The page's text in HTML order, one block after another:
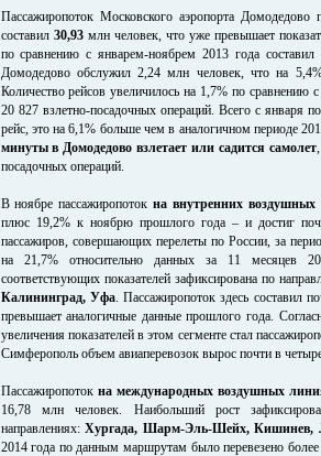
Пассажиропоток Московского аэропорта
составил 30,93млн человек, что уже превышает
по сравнению с январем-ноябрем 2013 года
Домодедово обслужил 2,24 млн человек, что на
Количество рейсов увеличилось на 1,7% по сравнению
20 827 взлетно-посадочных операций. Всего с января
рейс, это на 6,1% больше чем в аналогичном периоде
минуты в Домодедово взлетает или садится самолет
посадочных операций.
В ноябре пассажиропотокна внутренних воздушных
плюс 19,2% к ноябрю прошлого года – и достиг
пассажиров, совершающих перелеты по России, за
на 21,7% относительно данных за 11 месяцев
соответствующих показателей зафиксирована по
Калининград, Уфа. Пассажиропоток здесь составил
превышает аналогичные данные прошлого года.
увеличения показателей в этом сегменте стал
Симферополь объем авиаперевозок вырос почти в
Пассажиропоток на международных воздушных
16,78 млн человек. Наибольший рост
направлениях:Хургада, Шарм-Эль-Шейх, Кишинев,
2014 года по данным маршрутам было перевезено